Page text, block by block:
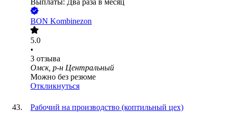
Выплаты: Два раза в месяц
BON Kombinezon
5.0
•
3 отзыва
Омск, р-н Центральный
Можно без резюме
Откликнуться
Рабочий на производство (коптильный цех)